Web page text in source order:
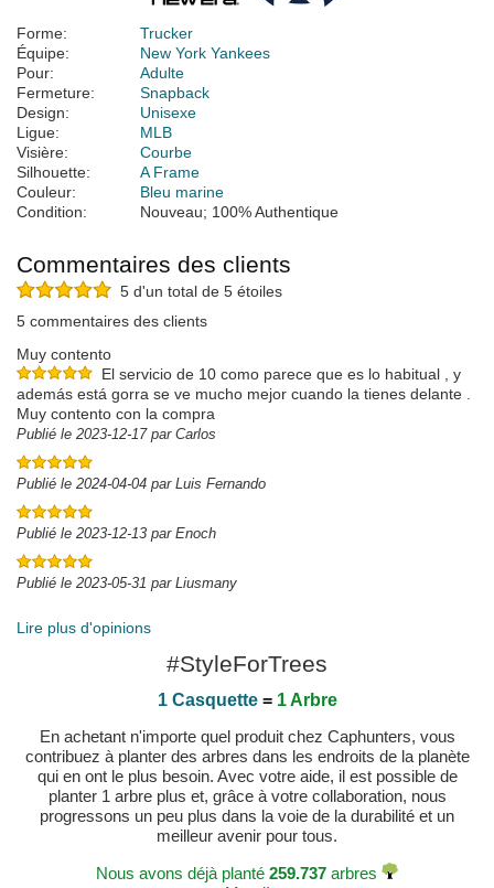
Forme:
Trucker
Équipe:
New York Yankees
Pour:
Adulte
Fermeture:
Snapback
Design:
Unisexe
Ligue:
MLB
Visière:
Courbe
Silhouette:
A Frame
Couleur:
Bleu marine
Condition:
Nouveau; 100% Authentique
Commentaires des clients
5 d'un total de 5 étoiles
5 commentaires des clients
Muy contento
El servicio de 10 como parece que es lo habitual , y
además está gorra se ve mucho mejor cuando la tienes delante .
Muy contento con la compra
Publié le 2023-12-17 par Carlos
Publié le 2024-04-04 par Luis Fernando
Publié le 2023-12-13 par Enoch
Publié le 2023-05-31 par Liusmany
Lire plus d'opinions
#StyleForTrees
1 Casquette= 1 Arbre
En achetant n'importe quel produit chez Caphunters, vous
contribuez à planter des arbres dans les endroits de la planète
qui en ont le plus besoin. Avec votre aide, il est possible de
planter 1 arbre plus et, grâce à votre collaboration, nous
progressons un peu plus dans la voie de la durabilité et un
meilleur avenir pour tous.
Nous avons déjà planté 259.737 arbres